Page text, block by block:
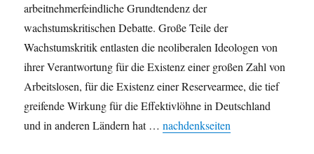
arbeitnehmerfeindliche Grundtendenz der
wachstumskritischen Debatte. Große Teile der
Wachstumskritik entlasten die neoliberalen Ideologen von
ihrer Verantwortung für die Existenz einer großen Zahl von
Arbeitslosen, für die Existenz einer Reservearmee, die tief
greifende Wirkung für die Effektivlöhne in Deutschland
und in anderen Ländern hat …nachdenkseiten